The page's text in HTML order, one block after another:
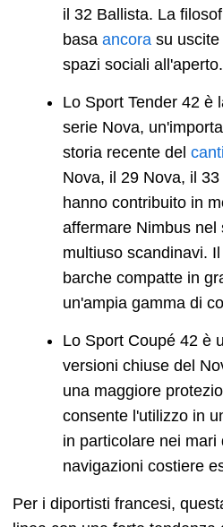
il 32 Ballista. La
basa ancora su
spazi sociali all'aperto.
Lo Sport Tender 42 è
serie Nova,
storia recente del
Nova, il 29 Nova, il
hanno contribuito in
affermare Nimbus
multiuso scandinavi. Il
barche compatte in
un'ampia gamma di
Lo Sport Coupé 42 è
versioni chiuse del
una maggiore
consente l'utilizzo in
in particolare nei mari
navigazioni costiere
Per i diportisti francesi,